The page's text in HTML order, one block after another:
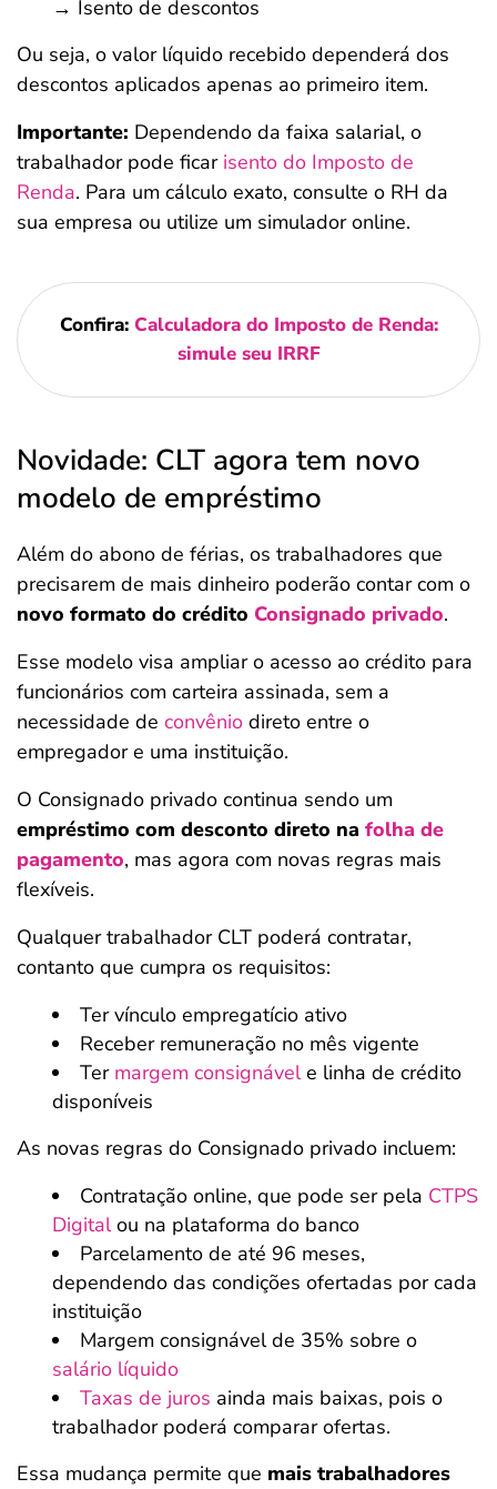
→ Isento de descontos
Ou seja, o valor líquido recebido dependerá dos
descontos aplicados apenas ao primeiro item.
Importante: Dependendo da faixa salarial, o
trabalhador pode ficar isento do Imposto de
Renda. Para um cálculo exato, consulte o RH da
sua empresa ou utilize um simulador online.
Confira: Calculadora do Imposto de Renda:
simule seu IRRF
Novidade: CLT agora tem novo
modelo de empréstimo
Além do abono de férias, os trabalhadores que
precisarem de mais dinheiro poderão contar com o
novo formato do crédito Consignado privado.
Esse modelo visa ampliar o acesso ao crédito para
funcionários com carteira assinada, sem a
necessidade de convênio direto entre o
empregador e uma instituição.
O Consignado privado continua sendo um
empréstimo com desconto direto na folha de
pagamento, mas agora com novas regras mais
flexíveis.
Qualquer trabalhador CLT poderá contratar,
contanto que cumpra os requisitos:
Ter vínculo empregatício ativo
Receber remuneração no mês vigente
Ter margem consignávele linha de crédito
disponíveis
As novas regras do Consignado privado incluem:
Contratação online, que pode ser pela CTPS
Digitalou na plataforma do banco
Parcelamento de até 96 meses,
dependendo das condições ofertadas por cada
instituição
Margem consignável de 35% sobre o
salário líquido
Taxas de juros ainda mais baixas, pois o
trabalhador poderá comparar ofertas.
Essa mudança permite que mais trabalhadores